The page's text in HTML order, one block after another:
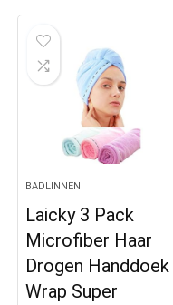
BADLINNEN
Laicky 3 Pack
Microfiber Haar
Drogen Handdoek
Wrap Super